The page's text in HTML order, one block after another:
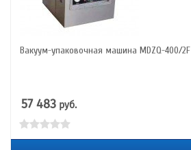
Вакуум-упаковочная машина MDZQ-400/2F
57 483 руб.